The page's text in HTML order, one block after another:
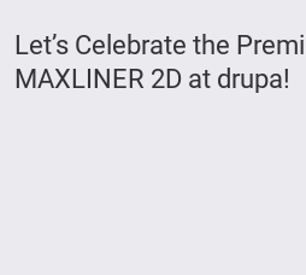
Let’s Celebrate the
MAXLINER 2D at drupa!